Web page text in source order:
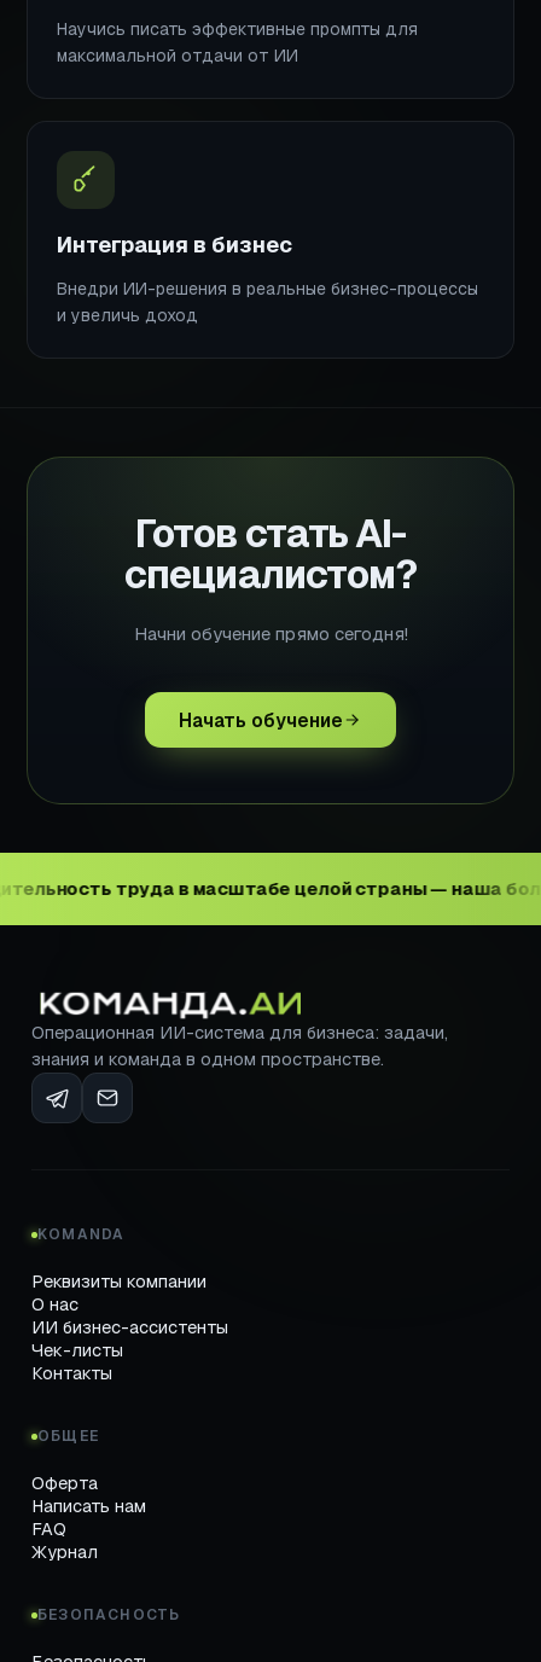
Научись писать эффективные промпты для
максимальной отдачи от ИИ
Интеграция в бизнес
Внедри ИИ-решения в реальные бизнес-процессы
и увеличь доход
Готов стать AI-
специалистом?
Начни обучение прямо сегодня!
Начать обучение
труда в масштабе целой страны — наша
Операционная ИИ-система для бизнеса: задачи,
знания и команда в одном пространстве.
KOMANDA
Реквизиты компании
О нас
ИИ бизнес-ассистенты
Чек-листы
Контакты
ОБЩЕЕ
Оферта
Написать нам
FAQ
Журнал
БЕЗОПАСНОСТЬ